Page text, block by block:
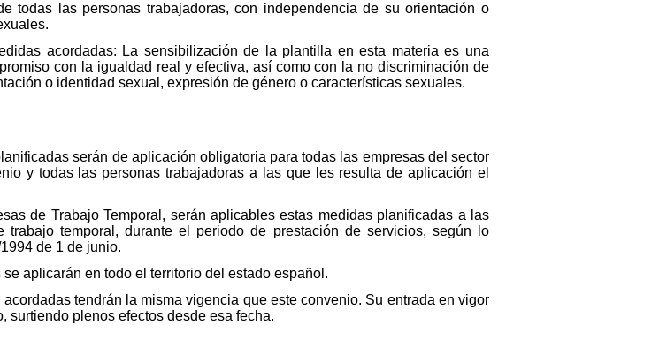
todas las personas trabajadoras, con independencia de su orientación o
acordadas: La sensibilización de la plantilla en esta materia es una
con la igualdad real y efectiva, así como con la no discriminación de
o identidad sexual, expresión de género o características sexuales.
serán de aplicación obligatoria para todas las empresas del sector
y todas las personas trabajadoras a las que les resulta de aplicación el
de Trabajo Temporal, serán aplicables estas medidas planificadas a las
trabajo temporal, durante el periodo de prestación de servicios, según lo
de 1 de junio.
aplicarán en todo el territorio del estado español.
tendrán la misma vigencia que este convenio. Su entrada en vigor
surtiendo plenos efectos desde esa fecha.